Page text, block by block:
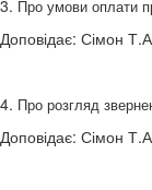
3. Про умови оплати
Доповідає: Сімон
4. Про розгляд
Доповідає: Сімон